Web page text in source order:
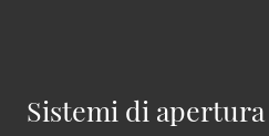
Sistemi di apertura